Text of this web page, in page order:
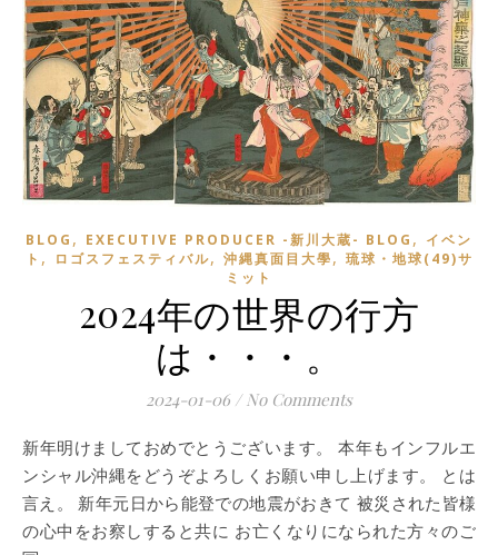
BLOG , EXECUTIVE PRODUCER -新川大蔵- BLOG , イベン
ト , ロゴスフェスティバル, 沖縄真面目大學, 琉球・地球(49)サ
ミット
2024年の世界の行方
は・・・。
2024-01-06 / No Comments
新年明けましておめでとうございます。 本年もインフルエ
ンシャル沖縄をどうぞよろしくお願い申し上げます。 とは
言え。 新年元日から能登での地震がおきて 被災された皆様
の心中をお察しすると共に お亡くなりになられた方々のご